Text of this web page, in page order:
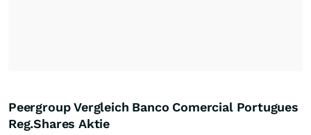
Peergroup Vergleich Banco Comercial Portugues
Reg.Shares Aktie